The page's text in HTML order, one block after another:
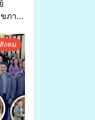
ภาพ
งคม